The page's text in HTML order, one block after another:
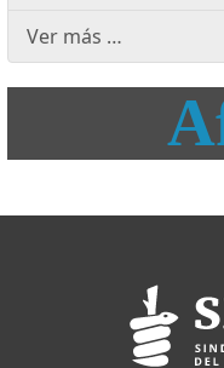
Ver más …